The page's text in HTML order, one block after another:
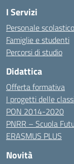
I Servizi
Personale scolastico
Famiglie e studenti
Percorsi di studio
Didattica
Offerta formativa
I progetti delle classi
PON 2014-2020
PNRR – Scuola
ERASMUS PLUS
Novità